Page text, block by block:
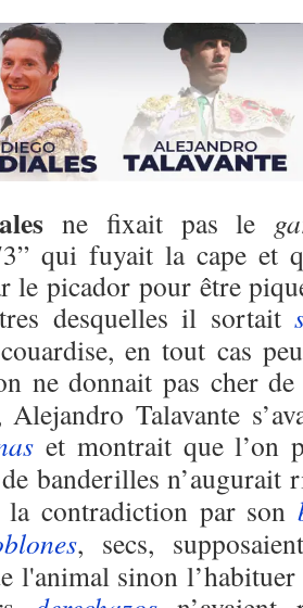
ne fixait pas le
qui fuyait la cape et
le picador pour être
desquelles il sortait
en tout cas
ne donnait pas cher
Talavante
et montrait que l’on
de banderilles n’augurait
la contradiction par son
, secs,
l'animal sinon